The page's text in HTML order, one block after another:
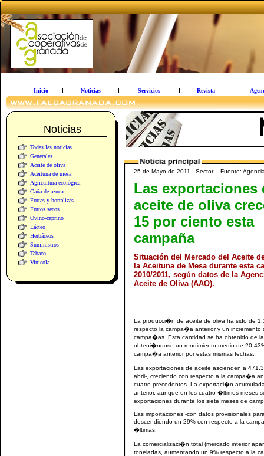
Inicio Noticias Servicios Revista
Noticias
Todas las noticias
Generales
Aceite de oliva
Aceituna de mesa
Agricultura ecológica
Caña de azúcar
Frutas y hortalizas
Frutos secos
Ovino-caprino
Lácteo
Herbáceos
Suministros
Tabaco
Vinícola
25 de Mayo de 2011 - Sector: - Fuente:
Las exportaciones
aceite de oliva
15 por ciento esta
campaña
Situación del Mercado del Aceite
la Aceituna de Mesa durante esta
2010/2011, según datos de la
Aceite de Oliva (AAO).
La producci�n de aceite de oliva ha sido de
respecto la campa�a anterior y un
campa�as. Esta cantidad se ha obtenido de
obteni�ndose un rendimiento medio de
campa�a anterior por estas mismas fechas.
Las exportaciones de aceite ascienden a
abril-, creciendo con respecto a la campa�a
cuatro precedentes. La exportaci�n
anterior, aunque en los cuatro �ltimos meses
exportaciones durante los siete meses de
Las importaciones -con datos provisionales
descendiendo un 29% con respecto a la
�ltimas.
La comercializaci�n total (mercado interior
toneladas, aumentando un 9% respecto a la